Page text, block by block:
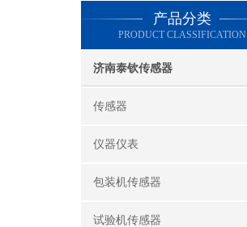
产品分类
PRODUCT CLASSIFICATION
济南泰钦传感器
传感器
仪器仪表
包装机传感器
试验机传感器